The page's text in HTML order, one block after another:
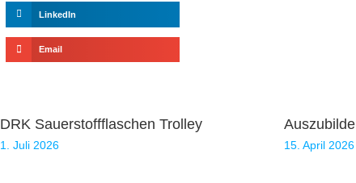
LinkedIn
Email
DRK Sauerstoffflaschen Trolley
1. Juli 2026 15. April 2026